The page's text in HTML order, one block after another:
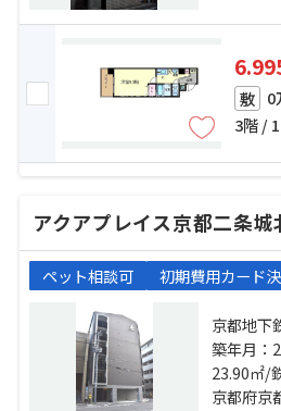
敷 0
3階 /
アクアプレイス京都二条城
ペット相談可 初期費用カード
京都地下
駅 徒歩13分 山陰本線「二
歩13分 京都市営烏丸線「丸太町」
駅 徒歩
築年月：
23.90㎡/